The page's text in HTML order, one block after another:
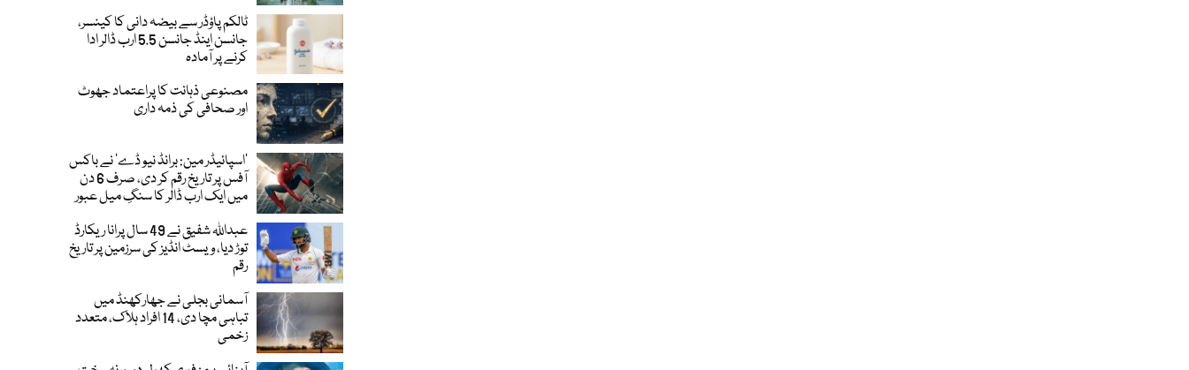
ٹالکم پاؤڈر سے بیضہ دانی کا کینسر،
جانسن اینڈ جانسن 5.5 ارب ڈالر ادا
کرنے پر آمادہ
مصنوعی ذہانت کا پراعتماد جھوٹ
اور صحافی کی ذمہ داری
’اسپائیڈر مین: برانڈ نیو ڈے‘ نے باکس
آفس پر تاریخ رقم کر دی، صرف 6 دن
میں ایک ارب ڈالر کا سنگِ میل عبور
عبداللہ شفیق نے 49 سال پرانا ریکارڈ
توڑ دیا، ویسٹ انڈیز کی سرزمین پر تاریخ
رقم
آسمانی بجلی نے جھارکھنڈ میں
تباہی مچا دی، 14 افراد ہلاک، متعدد
زخمی